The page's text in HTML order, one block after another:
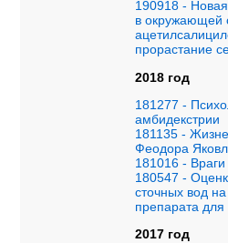
190918 -
в окружающей
прорастание
2018 год
181277 -
амбидекстрии
181135 -
Феодора
181016 - Враги
180547 -
сточных вод
препарата
2017 год